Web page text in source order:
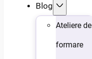
Blog
Ateliere de
formare